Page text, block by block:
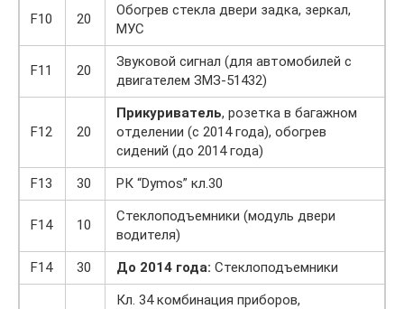
F10 20
Обогрев стекла двери задка, зеркал,
МУС
F11 20
Звуковой сигнал (для автомобилей с
двигателем ЗМЗ-51432)
F12 20
Прикуриватель, розетка в багажном
отделении (с 2014 года), обогрев
сидений (до 2014 года)
F13
30 РК “Dymos” кл.30
F14 10
Стеклоподъемники (модуль двери
водителя)
F14
30 До 2014 года: Стеклоподъемники
Кл. 34 комбинация приборов,